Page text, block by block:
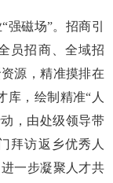
磁场”。招商引
员招商、全域招
源，精准摸排在
库，绘制精准“人
，由处级领导带
拜访返乡优秀人
一步凝聚人才共